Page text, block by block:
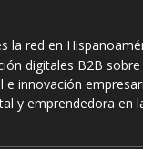
la red en
digitales B2B
innovación
y emprendedora en